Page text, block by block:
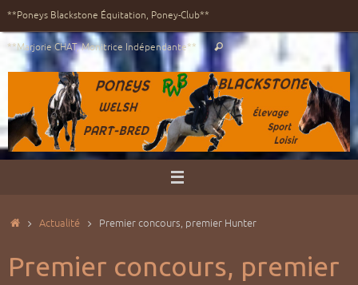
Passer
au
contenu
**Poneys Blackstone Équitation, Poney-Club**
**Marjorie CHAT, Monitrice Indépendante**
Recherche
:
Rechercher
AccueilActualité Premier concours, premier Hunter
Premier concours, premier